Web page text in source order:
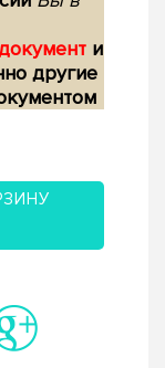
и
другие